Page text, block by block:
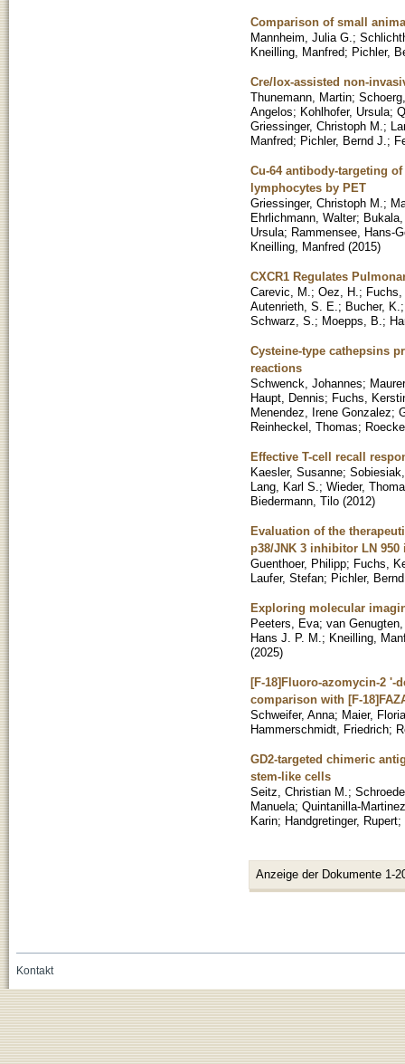
Comparison of small
Mannheim, Julia G. ;
Kneilling, Manfred; Pichler,
Cre/lox-assisted non-
Thunemann, Martin;
Angelos; Kohlhofer, Ursula;
Griessinger, Christoph M. ;
Manfred; Pichler, Bernd J. ;
Cu-64 antibody-targeting
lymphocytes by PET
Griessinger, Christoph M. ;
Ehrlichmann, Walter;
Ursula; Rammensee, Hans-
Kneilling, Manfred (2015)
CXCR1 Regulates
Carevic, M. ; Oez, H. ;
Autenrieth, S. E. ; Bucher, K.
Schwarz, S. ; Moepps, B. ;
Cysteine-type cathepsins
reactions
Schwenck, Johannes;
Haupt, Dennis; Fuchs,
Menendez, Irene Gonzalez;
Reinheckel, Thomas;
Effective T-cell recall
Kaesler, Susanne;
Lang, Karl S. ; Wieder,
Biedermann, Tilo (2012)
Evaluation of the
p38/JNK 3 inhibitor LN
Guenthoer, Philipp; Fuchs,
Laufer, Stefan; Pichler,
Exploring molecular
Peeters, Eva; van
Hans J. P. M. ; Kneilling,
(2025)
[F-18]Fluoro-azomycin-2 '-
comparison with [F-
Schweifer, Anna; Maier,
Hammerschmidt, Friedrich;
GD2-targeted chimeric
stem-like cells
Seitz, Christian M. ;
Manuela; Quintanilla-
Karin; Handgretinger, Rupert;
Anzeige der Dokumente 1-
Kontakt